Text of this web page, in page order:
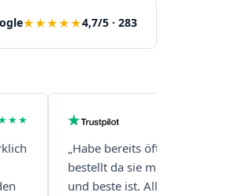
★★★★★4,7/5 · 283
„Habe bereits öfter über diese
bestellt da sie mit Abstand die
und beste ist. Alles ist perfekt